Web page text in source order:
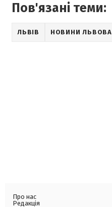
Пов'язані теми:
ЛЬВІВ НОВИНИ ЛЬВОВА
Про нас
Редакція